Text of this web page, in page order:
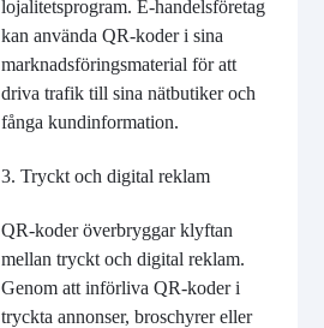
lojalitetsprogram. E-handelsföretag
kan använda QR-koder i sina
marknadsföringsmaterial för att
driva trafik till sina nätbutiker och
fånga kundinformation.
3. Tryckt och digital reklam
QR-koder överbryggar klyftan
mellan tryckt och digital reklam.
Genom att införliva QR-koder i
tryckta annonser, broschyrer eller